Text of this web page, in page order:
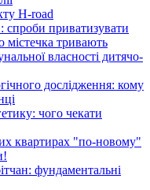
H-road
спроби приватизувати
містечка тривають
власності дитячо-
дослідження: кому
чого чекати
квартирах "по-новому"
фундаментальні